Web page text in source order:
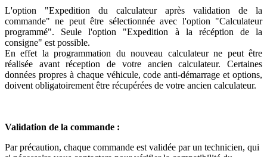
L'option "Expedition du calculateur après validation de la
commande" ne peut être sélectionnée avec l'option "Calculateur
programmé". Seule l'option "Expedition à la récéption de la
consigne" est possible.
En effet la programmation du nouveau calculateur ne peut être
réalisée avant réception de votre ancien calculateur. Certaines
données propres à chaque véhicule, code anti-démarrage et options,
doivent obligatoirement être récupérées de votre ancien calculateur.
Validation de la commande :
Par précaution, chaque commande est validée par un technicien, qui